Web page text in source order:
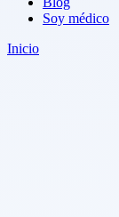
Soy médico
Inicio